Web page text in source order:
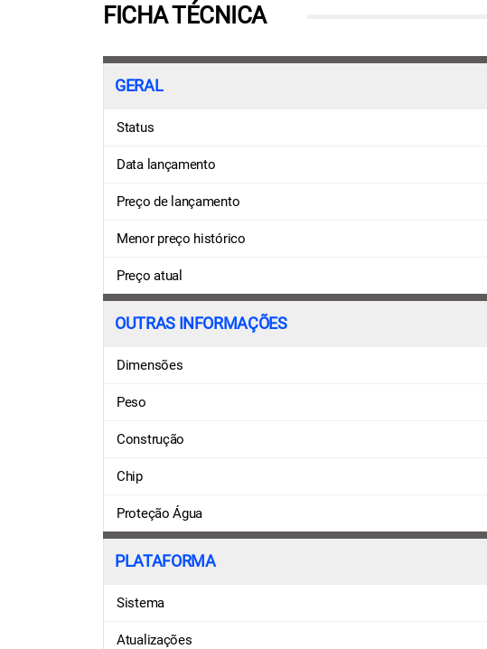
FICHA TÉCNICA
GERAL
Status
Data lançamento
Preço de lançamento
Menor preço histórico
Preço atual
OUTRAS INFORMAÇÕES
Dimensões
Peso
Construção
Chip
Proteção Água
PLATAFORMA
Sistema
Atualizações